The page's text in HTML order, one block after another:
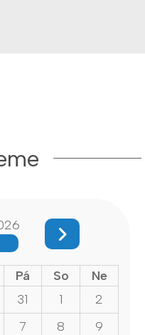
Pá So
Ne
31 1
2
7 8
9